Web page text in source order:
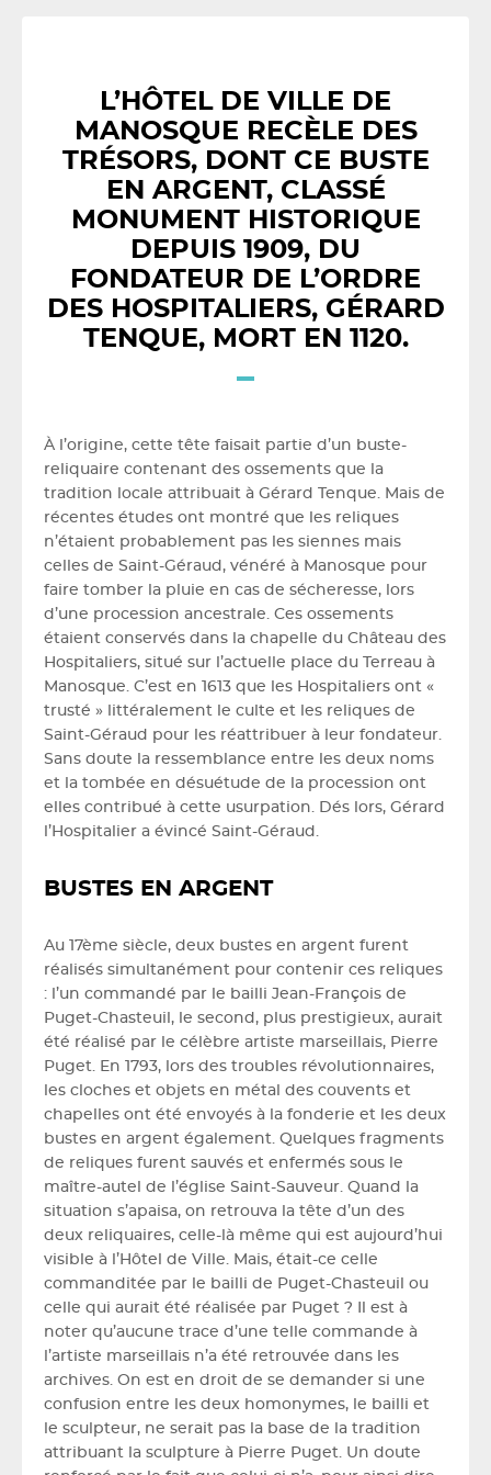
L’HÔTEL DE VILLE DE
MANOSQUE RECÈLE DES
TRÉSORS, DONT CE BUSTE
EN ARGENT, CLASSÉ
MONUMENT HISTORIQUE
DEPUIS 1909, DU
FONDATEUR DE L’ORDRE
DES HOSPITALIERS, GÉRARD
TENQUE, MORT EN 1120.
À l’origine, cette tête faisait partie d’un buste-
reliquaire contenant des ossements que la
tradition locale attribuait à Gérard Tenque. Mais de
récentes études ont montré que les reliques
n’étaient probablement pas les siennes mais
celles de Saint-Géraud, vénéré à Manosque pour
faire tomber la pluie en cas de sécheresse, lors
d’une procession ancestrale. Ces ossements
étaient conservés dans la chapelle du Château des
Hospitaliers, situé sur l’actuelle place du Terreau à
Manosque. C’est en 1613 que les Hospitaliers ont «
trusté » littéralement le culte et les reliques de
Saint-Géraud pour les réattribuer à leur fondateur.
Sans doute la ressemblance entre les deux noms
et la tombée en désuétude de la procession ont
elles contribué à cette usurpation. Dés lors, Gérard
l’Hospitalier a évincé Saint-Géraud.
BUSTES EN ARGENT
Au 17ème siècle, deux bustes en argent furent
réalisés simultanément pour contenir ces reliques
: l’un commandé par le bailli Jean-François de
Puget-Chasteuil, le second, plus prestigieux, aurait
été réalisé par le célèbre artiste marseillais, Pierre
Puget. En 1793, lors des troubles révolutionnaires,
les cloches et objets en métal des couvents et
chapelles ont été envoyés à la fonderie et les deux
bustes en argent également. Quelques fragments
de reliques furent sauvés et enfermés sous le
maître-autel de l’église Saint-Sauveur. Quand la
situation s’apaisa, on retrouva la tête d’un des
deux reliquaires, celle-là même qui est aujourd’hui
visible à l’Hôtel de Ville. Mais, était-ce celle
commanditée par le bailli de Puget-Chasteuil ou
celle qui aurait été réalisée par Puget ? Il est à
noter qu’aucune trace d’une telle commande à
l’artiste marseillais n’a été retrouvée dans les
archives. On est en droit de se demander si une
confusion entre les deux homonymes, le bailli et
le sculpteur, ne serait pas la base de la tradition
attribuant la sculpture à Pierre Puget. Un doute